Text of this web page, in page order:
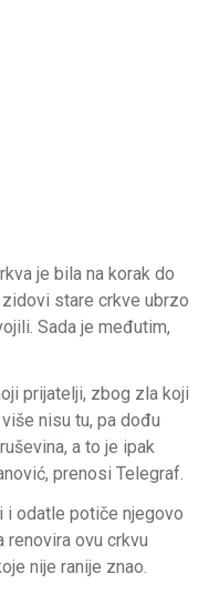
je bila na korak do
stare crkve ubrzo
Sada je međutim,
prijatelji, zbog zla koji
nisu tu, pa dođu
a to je ipak
prenosi Telegraf.
i odatle potiče njegovo
renovira ovu crkvu
nije ranije znao.